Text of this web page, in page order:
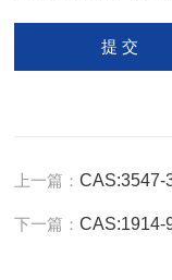
上一篇：CAS:3547-38-4偶氮
下一篇：CAS:1914-99-4偶氮氯